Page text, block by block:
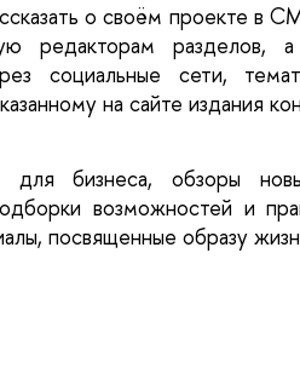
о своём проекте в
редакторам разделов,
социальные сети,
на сайте издания
бизнеса, обзоры
возможностей и
посвященные образу